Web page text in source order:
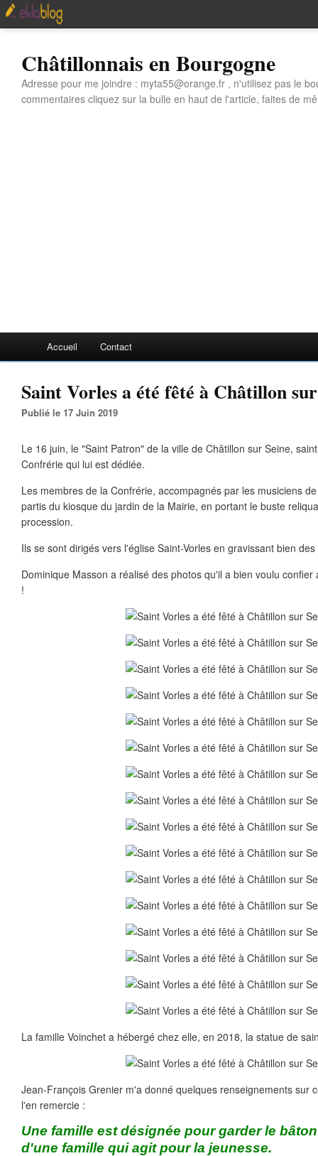
Châtillonnais en Bourgogne
Adresse pour me joindre : myta55@orange.fr , n'utilisez pas le
commentaires cliquez sur la bulle en haut de l'article, faites de
Accueil Contact
Saint Vorles a été fêté à Châtillon
Publié le 17 Juin 2019
Le 16 juin, le "Saint Patron" de la ville de Châtillon sur Seine,
Confrérie qui lui est dédiée.
Les membres de la Confrérie, accompagnés par les musiciens
partis du kiosque du jardin de la Mairie, en portant le buste
procession.
Ils se sont dirigés vers l'église Saint-Vorles en gravissant bien
Dominique Masson a réalisé des photos qu'il a bien voulu
!
La famille Voinchet a hébergé chez elle, en 2018, la statue de
Jean-François Grenier m'a donné quelques renseignements sur
l'en remercie :
Une famille est désignée pour garder le
d'une famille qui agit pour la jeunesse.